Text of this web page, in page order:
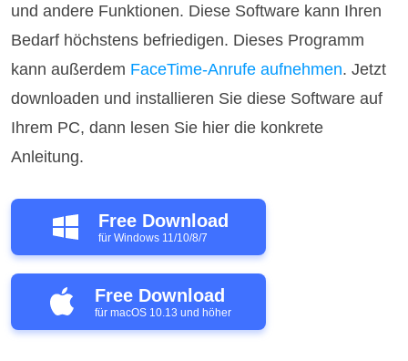
und andere Funktionen. Diese Software kann Ihren
Bedarf höchstens befriedigen. Dieses Programm
kann außerdem FaceTime-Anrufe aufnehmen. Jetzt
downloaden und installieren Sie diese Software auf
Ihrem PC, dann lesen Sie hier die konkrete
Anleitung.
Free Download
für Windows 11/10/8/7
Free Download
für macOS 10.13 und höher